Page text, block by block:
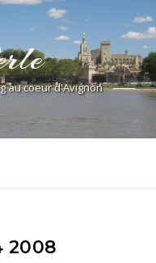
au coeur d'Avignon
2008